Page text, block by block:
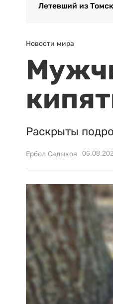
Летевший из
Новости мира
Раскрыты
Ербол Садыков